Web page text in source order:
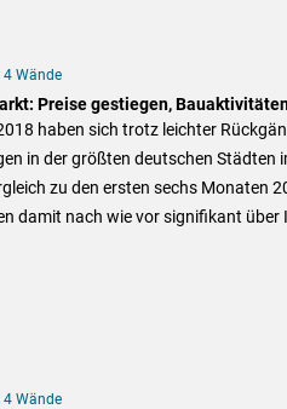
Wände
Preise gestiegen,
haben sich trotz leichter
in der größten deutschen Städten
zu den ersten sechs Monaten
damit nach wie vor signifikant über
Wände